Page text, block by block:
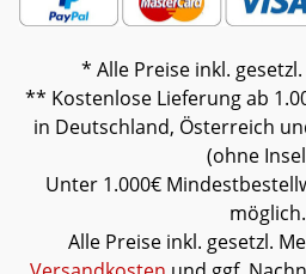
* Alle Preise inkl.
** Kostenlose Lieferung ab
in Deutschland, Österreich
(ohne
Unter 1.000€
möglich.
Alle Preise inkl. gesetzl.